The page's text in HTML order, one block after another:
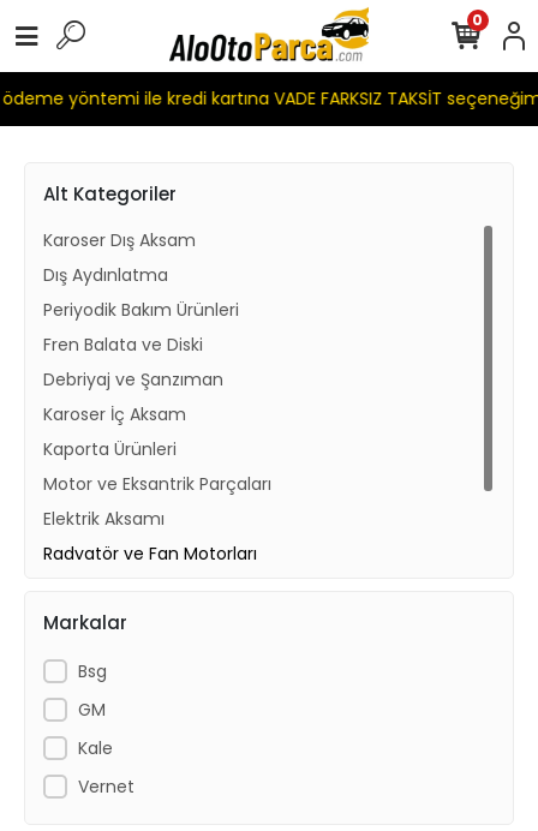
yöntemi ile kredi kartına VADE FARKSIZ TAKSİT
0
Alt Kategoriler
Karoser Dış Aksam
Dış Aydınlatma
Periyodik Bakım Ürünleri
Fren Balata ve Diski
Debriyaj ve Şanzıman
Karoser İç Aksam
Kaporta Ürünleri
Motor ve Eksantrik Parçaları
Elektrik Aksamı
Radyatör ve Fan Motorları
Aksesuar
Markalar
Bsg
GM
Kale
Vernet